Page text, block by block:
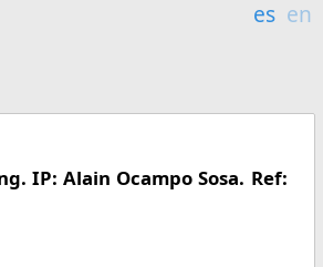
es en
IP: Alain Ocampo Sosa. Ref: